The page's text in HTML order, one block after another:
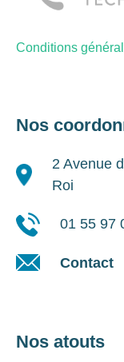
Conditions
Nos
2 Avenue
Roi
01 55 97
Contact
Nos atouts